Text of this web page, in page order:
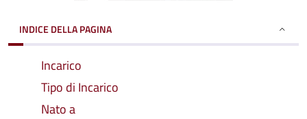
INDICE DELLA PAGINA
Incarico
Tipo di Incarico
Nato a